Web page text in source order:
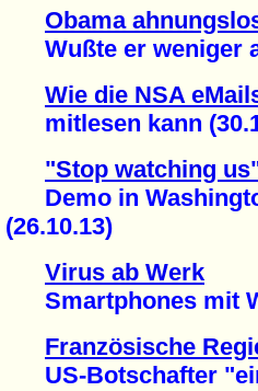
Obama
Wußte er weniger
Wie die NSA
mitlesen kann
"Stop watching
Demo in
(26.10.13)
Virus ab Werk
Smartphones mit
Französische
US-Botschafter